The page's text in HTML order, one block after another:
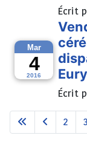
Écrit
4
Mar
2016
Écrit
2 3